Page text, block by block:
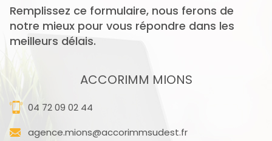
Remplissez ce formulaire, nous ferons de
notre mieux pour vous répondre dans les
meilleurs délais.
ACCORIMM MIONS
04 72 09 02 44
agence.mions@accorimmsudest.fr